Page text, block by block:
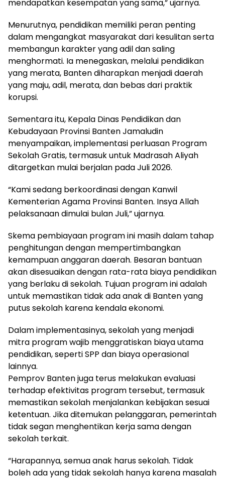
mendapatkan kesempatan yang sama,” ujarnya.
Menurutnya, pendidikan memiliki peran penting
dalam mengangkat masyarakat dari kesulitan serta
membangun karakter yang adil dan saling
menghormati. Ia menegaskan, melalui pendidikan
yang merata, Banten diharapkan menjadi daerah
yang maju, adil, merata, dan bebas dari praktik
korupsi.
Sementara itu, Kepala Dinas Pendidikan dan
Kebudayaan Provinsi Banten Jamaludin
menyampaikan, implementasi perluasan Program
Sekolah Gratis, termasuk untuk Madrasah Aliyah
ditargetkan mulai berjalan pada Juli 2026.
“Kami sedang berkoordinasi dengan Kanwil
Kementerian Agama Provinsi Banten. Insya Allah
pelaksanaan dimulai bulan Juli,” ujarnya.
Skema pembiayaan program ini masih dalam tahap
penghitungan dengan mempertimbangkan
kemampuan anggaran daerah. Besaran bantuan
akan disesuaikan dengan rata-rata biaya pendidikan
yang berlaku di sekolah. Tujuan program ini adalah
untuk memastikan tidak ada anak di Banten yang
putus sekolah karena kendala ekonomi.
Dalam implementasinya, sekolah yang menjadi
mitra program wajib menggratiskan biaya utama
pendidikan, seperti SPP dan biaya operasional
lainnya.
Pemprov Banten juga terus melakukan evaluasi
terhadap efektivitas program tersebut, termasuk
memastikan sekolah menjalankan kebijakan sesuai
ketentuan. Jika ditemukan pelanggaran, pemerintah
tidak segan menghentikan kerja sama dengan
sekolah terkait.
“Harapannya, semua anak harus sekolah. Tidak
boleh ada yang tidak sekolah hanya karena masalah